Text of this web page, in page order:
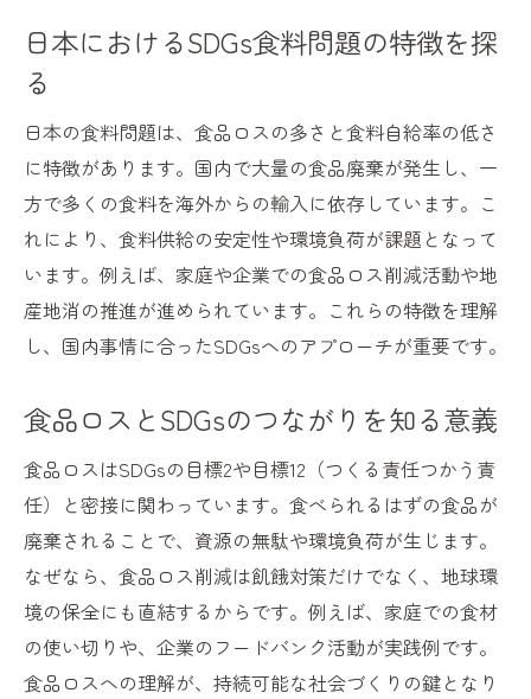
SDGs達成へ向けた身近な行動の始め方
SDGs飢餓ゼロへつなぐ啓発活動の工夫
SNSで広がるSDGs飢餓対策の事例紹介
SDGsと飢餓をテーマにした情報発信の方法
日本におけるSDGs食料問題の現実とは
日本のSDGs食料問題が抱える現状分析
SDGsの視点から見る日本の食品ロス事情
SDGsと日本の食生活改善のポイント
日本で私たちにできるSDGs実践法を紹介
日本発のSDGs食料対策と今後の課題
持続可能な農業が食料問題を変える鍵
SDGsと持続可能な農業の密接な関係性
持続可能な農業がSDGs食料問題を解決へ
私たちにできるSDGs推進の農業支援方法
日本におけるSDGs食料問題の特徴を探
る
日本の食料問題は、食品ロスの多さと食料自給率の低さ
に特徴があります。国内で大量の食品廃棄が発生し、一
方で多くの食料を海外からの輸入に依存しています。こ
れにより、食料供給の安定性や環境負荷が課題となって
います。例えば、家庭や企業での食品ロス削減活動や地
産地消の推進が進められています。これらの特徴を理解
し、国内事情に合ったSDGsへのアプローチが重要です。
食品ロスとSDGsのつながりを知る意義
食品ロスはSDGsの目標2や目標12（つくる責任つかう責
任）と密接に関わっています。食べられるはずの食品が
廃棄されることで、資源の無駄や環境負荷が生じます。
なぜなら、食品ロス削減は飢餓対策だけでなく、地球環
境の保全にも直結するからです。例えば、家庭での食材
の使い切りや、企業のフードバンク活動が実践例です。
食品ロスへの理解が、持続可能な社会づくりの鍵となり